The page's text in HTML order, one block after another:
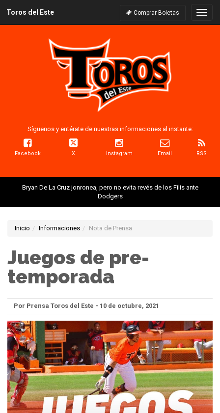
Toros del Este Comprar Boletas
Síguenos y entérate de nuestras informaciones al instante:
Facebook X Instagram Email RSS
Bryan De La Cruz jonronea, pero no evita revés de los Filis ante
Dodgers
Inicio Informaciones Nota de Prensa
Juegos de pre-
temporada
Por Prensa Toros del Este - 10 de octubre, 2021